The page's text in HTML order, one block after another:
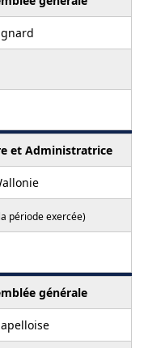
et Administratrice
période exercée)
générale